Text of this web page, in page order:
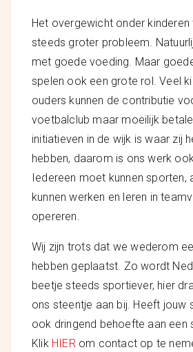
Het overgewicht onder
steeds groter probleem.
met goede voeding. Maar
spelen ook een grote rol. Veel
ouders kunnen de contributie
voetbalclub maar moeilijk
initiatieven in de wijk is waar zij
hebben, daarom is ons werk
Iedereen moet kunnen sporten,
kunnen werken en leren in
opereren.
Wij zijn trots dat we wederom
hebben geplaatst. Zo wordt
beetje steeds sportiever, hier
ons steentje aan bij. Heeft jouw
ook dringend behoefte aan een
Klik HIERom contact op te